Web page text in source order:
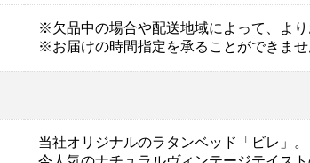
※欠品中の場合や配送地域によって、よ
※お届けの時間指定を承ることができませ
当社オリジナルのラタンベッド「ビレ」。